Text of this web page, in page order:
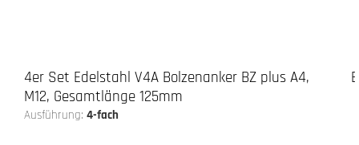
4er Set Edelstahl V4A Bolzenanker BZ plus A4,
M12, Gesamtlänge 125mm
Ausführung:4-fach